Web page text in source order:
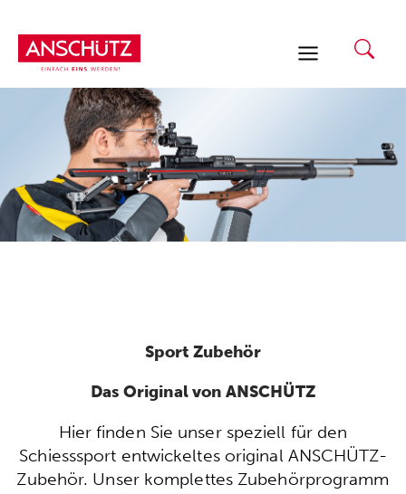
Inhalt
springen
Sport Zubehör
Das Original von ANSCHÜTZ
Hier finden Sie unser speziell für den
Schiesssport entwickeltes original ANSCHÜTZ-
Zubehör. Unser komplettes Zubehörprogramm